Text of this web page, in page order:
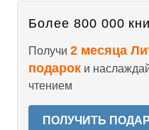
Более 800 000
Получи 2 месяца
подарок и
чтением
ПОЛУЧИТЬ